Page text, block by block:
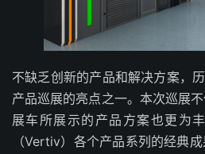
不缺乏创新的产品和解决方案，
产品巡展的亮点之一。本次巡展
展车所展示的产品方案也更为
（Vertiv）各个产品系列的经典